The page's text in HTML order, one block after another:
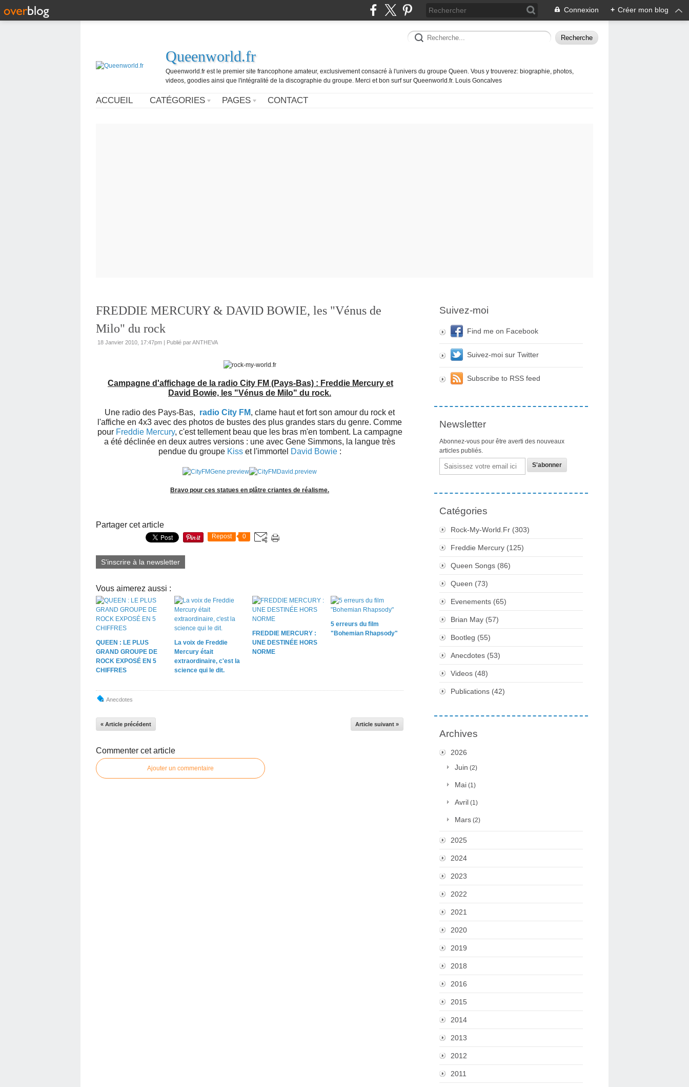
Connexion + Créer mon blog
Queenworld.fr
Queenworld.fr est le premier site francophone amateur, exclusivement consacré à l'univers du groupe Queen. Vous y trouverez: biographie, photos,
videos, goodies ainsi que l'intégralité de la discographie du groupe. Merci et bon surf sur Queenworld.fr. Louis Goncalves
ACCUEIL CATÉGORIES PAGES CONTACT
FREDDIE MERCURY & DAVID BOWIE, les "Vénus de
Milo" du rock
18 Janvier 2010, 17:47pm | Publié par ANTHEVA
Campagne d'affichage de la radio City FM (Pays-Bas) : Freddie Mercury et
David Bowie, les "Vénus de Milo" du rock.
Une radio des Pays-Bas, radio City FM, clame haut et fort son amour du rock et
l'affiche en 4x3 avec des photos de bustes des plus grandes stars du genre. Comme
pour Freddie Mercury, c'est tellement beau que les bras m'en tombent. La campagne
a été déclinée en deux autres versions : une avec Gene Simmons, la langue très
pendue du groupe Kisset l'immortel David Bowie:
Bravo pour ces statues en plâtre criantes de réalisme.
Partager cet article
Repost 0
S'inscrire à la newsletter
Vous aimerez aussi :
QUEEN : LE PLUS
GRAND GROUPE DE
ROCK EXPOSÉ EN 5
CHIFFRES
La voix de Freddie
Mercury était
extraordinaire, c'est la
science qui le dit.
FREDDIE MERCURY :
UNE DESTINÉE HORS
NORME
5 erreurs du film
"Bohemian Rhapsody"
Anecdotes
« Article précédent Article suivant »
Commenter cet article
Ajouter un commentaire
Suivez-moi
Find me on Facebook
Suivez-moi sur Twitter
Subscribe to RSS feed
Newsletter
Abonnez-vous pour être averti des nouveaux
articles publiés.
Email
Catégories
Rock-My-World.fr (303)
Freddie Mercury (125)
Queen Songs (86)
Queen (73)
Evenements (65)
Brian May (57)
Bootleg (55)
Anecdotes (53)
Videos (48)
Publications (42)
Archives
2026
Juin (2)
Mai (1)
Avril (1)
Mars (2)
2025
2024
2023
2022
2021
2020
2019
2018
2016
2015
2014
2013
2012
2011